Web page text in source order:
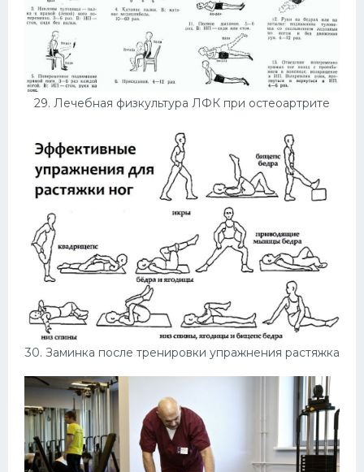
29. Лечебная физкультура ЛФК при остеоартрите
30. Заминка после тренировки упражнения растяжка